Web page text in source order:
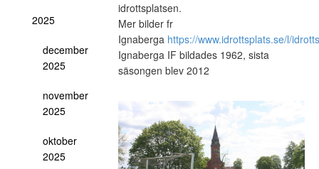
2025
december
2025
november
2025
oktober
2025
idrottsplatsen.
Mer bilder fr
Ignaberga https://www.idrottsplats.se/l/
Ignaberga IF bildades 1962, sista
säsongen blev 2012